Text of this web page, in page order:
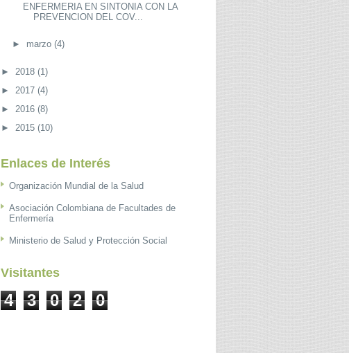
ENFERMERIA EN SINTONIA CON LA
PREVENCION DEL COV...
► marzo (4)
► 2018 (1)
► 2017 (4)
► 2016 (8)
► 2015 (10)
Enlaces de Interés
Organización Mundial de la Salud
Asociación Colombiana de Facultades de
Enfermería
Ministerio de Salud y Protección Social
Visitantes
4 3 0 2 0